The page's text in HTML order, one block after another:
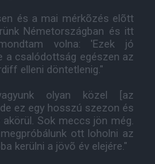
és a mai mérkõzés elõtt
Németországban és itt
volna: 'Ezek jó
a csalódottság egészen az
elleni döntetlenig."
olyan közel [az
ez egy hosszú szezon és
Sok meccs jön még.
ott loholni az
kerülni a jövõ év elejére."